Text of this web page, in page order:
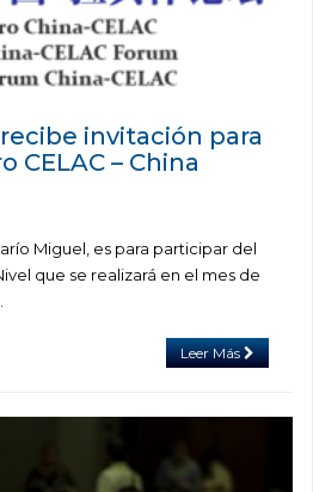
invitación para
CELAC – China
Miguel, es para participar del
que se realizará en el mes de
Leer Más